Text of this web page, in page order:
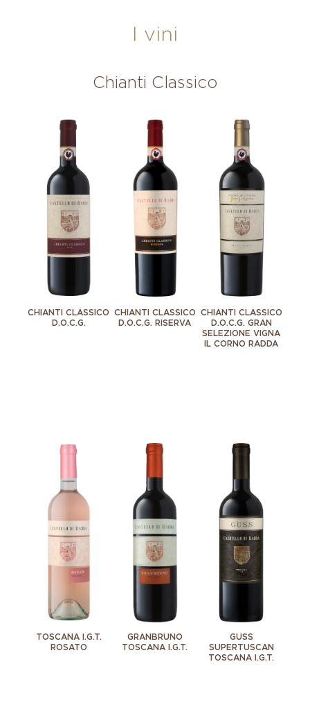
I vini
Chianti Classico
CHIANTI CLASSICO
D.O.C.G.
CHIANTI CLASSICO
D.O.C.G. RISERVA
CHIANTI CLASSICO
D.O.C.G. GRAN
SELEZIONE VIGNA
IL CORNO RADDA
TOSCANA I.G.T.
ROSATO
GRANBRUNO
TOSCANA I.G.T.
GUSS
SUPERTUSCAN
TOSCANA I.G.T.